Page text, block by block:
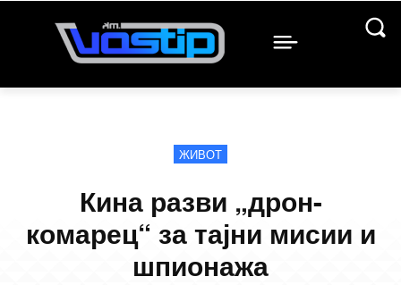
ЖИВОТ
Кина разви „дрон-
комарец“ за тајни мисии и
шпионажа